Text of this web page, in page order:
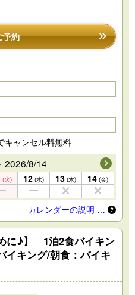
予約
キャンセル料無料
2026/8/14
(火) 12 (水) 13 (木) 14 (金)
カレンダーの説明 …
に♪】 1泊2食バイキン
キング/朝食：バイキ